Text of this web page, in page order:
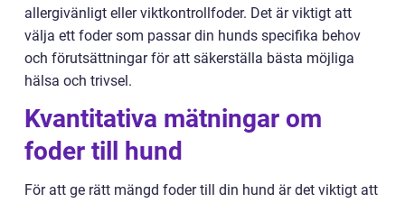
allergivänligt eller viktkontrollfoder. Det är viktigt att
välja ett foder som passar din hunds specifika behov
och förutsättningar för att säkerställa bästa möjliga
hälsa och trivsel.
Kvantitativa mätningar om
foder till hund
För att ge rätt mängd foder till din hund är det viktigt att